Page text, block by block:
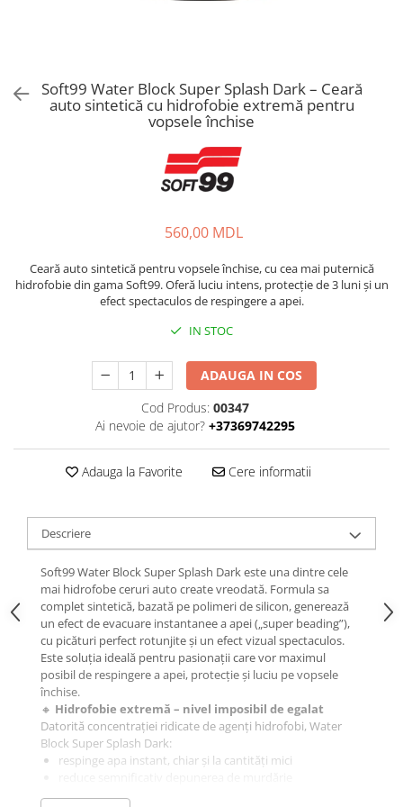
Soft99 Water Block Super Splash Dark – Ceară
auto sintetică cu hidrofobie extremă pentru
vopsele închise
560,00 MDL
Ceară auto sintetică pentru vopsele închise, cu cea mai puternică
hidrofobie din gama Soft99. Oferă luciu intens, protecție de 3 luni și un
efect spectaculos de respingere a apei.
IN STOC
ADAUGA IN COS
Cod Produs: 00347
Ai nevoie de ajutor? +37369742295
Adauga la Favorite Cere informatii
Descriere
Soft99 Water Block Super Splash Dark este una dintre cele
mai hidrofobe ceruri auto create vreodată. Formula sa
complet sintetică, bazată pe polimeri de silicon, generează
un efect de evacuare instantanee a apei („super beading”),
cu picături perfect rotunjite și un efect vizual spectaculos.
Este soluția ideală pentru pasionații care vor maximul
posibil de respingere a apei, protecție și luciu pe vopsele
închise.
🔸 Hidrofobie extremă – nivel imposibil de egalat
Datorită concentrației ridicate de agenți hidrofobi, Water
Block Super Splash Dark:
respinge apa instant, chiar și la cantități mici